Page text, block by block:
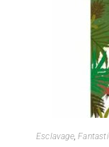
Esclavage,